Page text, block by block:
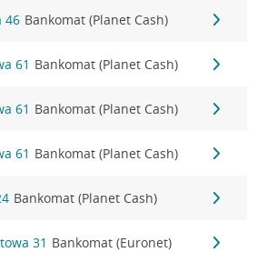
46 Bankomat (Planet Cash)
61 Bankomat (Planet Cash)
61 Bankomat (Planet Cash)
61 Bankomat (Planet Cash)
Bankomat (Planet Cash)
31 Bankomat (Euronet)